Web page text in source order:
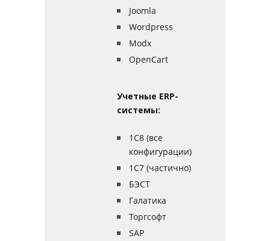
Joomla
Wordpress
Modx
OpenCart
Учетные ERP-
системы:
1С8 (все
конфигурации)
1C7 (частично)
БЭСТ
Галатика
Торгсофт
SAP